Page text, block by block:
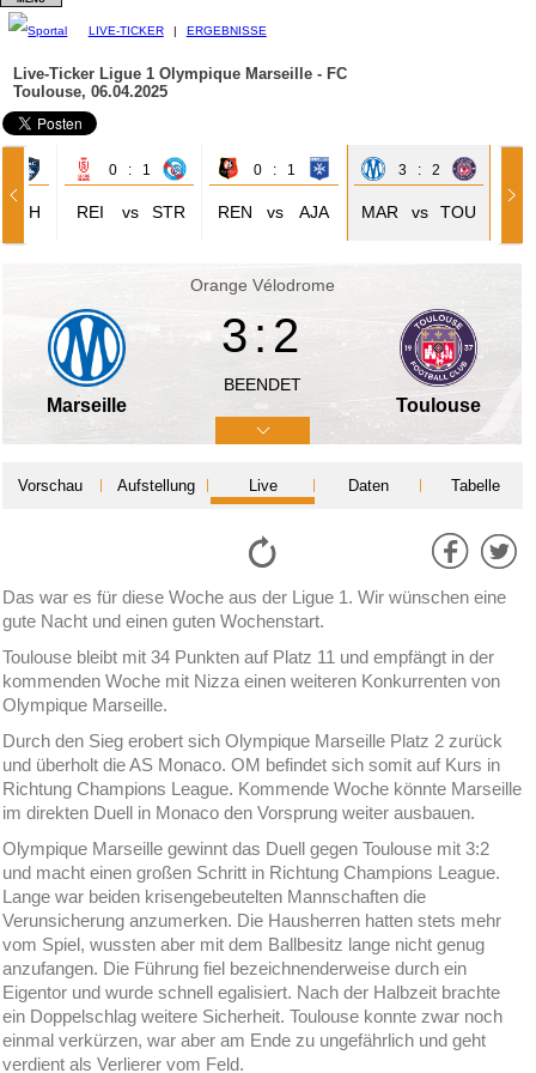
LIVE-TICKER | ERGEBNISSE
Live-Ticker Ligue 1 Olympique Marseille - FC
Toulouse, 06.04.2025
ALH
0 : 1
REI vs STR
0 : 1
REN vs AJA
3 : 2
MAR vs TOU
Orange Vélodrome
Marseille
3:2
BEENDET
Toulouse
Vorschau Aufstellung Live Daten Tabelle
Das war es für diese Woche aus der Ligue 1. Wir wünschen eine
gute Nacht und einen guten Wochenstart.
Toulouse bleibt mit 34 Punkten auf Platz 11 und empfängt in der
kommenden Woche mit Nizza einen weiteren Konkurrenten von
Olympique Marseille.
Durch den Sieg erobert sich Olympique Marseille Platz 2 zurück
und überholt die AS Monaco. OM befindet sich somit auf Kurs in
Richtung Champions League. Kommende Woche könnte Marseille
im direkten Duell in Monaco den Vorsprung weiter ausbauen.
Olympique Marseille gewinnt das Duell gegen Toulouse mit 3:2
und macht einen großen Schritt in Richtung Champions League.
Lange war beiden krisengebeutelten Mannschaften die
Verunsicherung anzumerken. Die Hausherren hatten stets mehr
vom Spiel, wussten aber mit dem Ballbesitz lange nicht genug
anzufangen. Die Führung fiel bezeichnenderweise durch ein
Eigentor und wurde schnell egalisiert. Nach der Halbzeit brachte
ein Doppelschlag weitere Sicherheit. Toulouse konnte zwar noch
einmal verkürzen, war aber am Ende zu ungefährlich und geht
verdient als Verlierer vom Feld.